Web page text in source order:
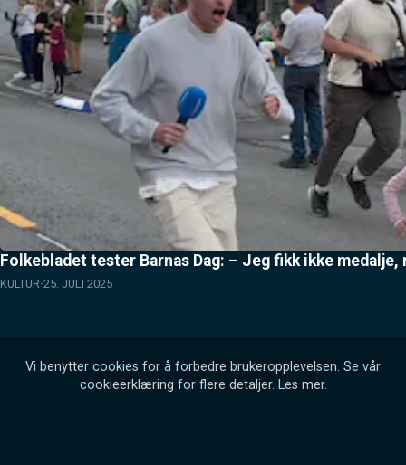
Folkebladet tester Barnas Dag: – Jeg fikk ikke
KULTUR 25. JULI 2025
Vi benytter cookies for å forbedre brukeropplevelsen. Se vår
cookieerklæring for flere detaljer. Les mer.